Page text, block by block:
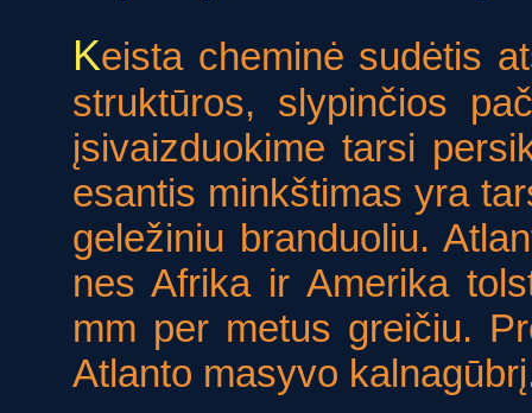
Keista cheminė sudėtis
struktūros, slypinčios
įsivaizduokime tarsi
esantis minkštimas yra
geležiniu branduoliu.
nes Afrika ir Amerika
mm per metus greičiu.
Atlanto masyvo